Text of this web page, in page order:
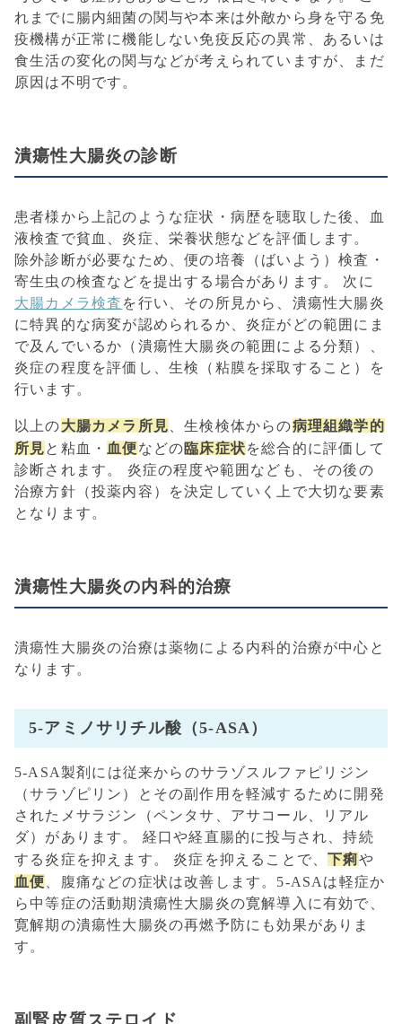
れまでに腸内細菌の関与や本来は外敵から身を守る免
疫機構が正常に機能しない免疫反応の異常、あるいは
食生活の変化の関与などが考えられていますが、まだ
原因は不明です。
潰瘍性大腸炎の診断
患者様から上記のような症状・病歴を聴取した後、血
液検査で貧血、炎症、栄養状態などを評価します。
除外診断が必要なため、便の培養（ばいよう）検査・
寄生虫の検査などを提出する場合があります。 次に
大腸カメラ検査 を行い、その所見から、潰瘍性大腸炎
に特異的な病変が認められるか、炎症がどの範囲にま
で及んでいるか（潰瘍性大腸炎の範囲による分類）、
炎症の程度を評価し、生検（粘膜を採取すること）を
行います。
以上の大腸カメラ所見 、生検検体からの病理組織学的
所見と粘血・ 血便などの臨床症状を総合的に評価して
診断されます。 炎症の程度や範囲なども、その後の
治療方針（投薬内容）を決定していく上で大切な要素
となります。
潰瘍性大腸炎の内科的治療
潰瘍性大腸炎の治療は薬物による内科的治療が中心と
なります。
5-アミノサリチル酸（5-ASA）
5-ASA製剤には従来からのサラゾスルファピリジン
（サラゾピリン）とその副作用を軽減するために開発
されたメサラジン（ペンタサ、アサコール、リアル
ダ）があります。 経口や経直腸的に投与され、持続
する炎症を抑えます。 炎症を抑えることで、下痢や
血便 、腹痛などの症状は改善します。5-ASAは軽症か
ら中等症の活動期潰瘍性大腸炎の寛解導入に有効で、
寛解期の潰瘍性大腸炎の再燃予防にも効果がありま
す。
副腎皮質ステロイド